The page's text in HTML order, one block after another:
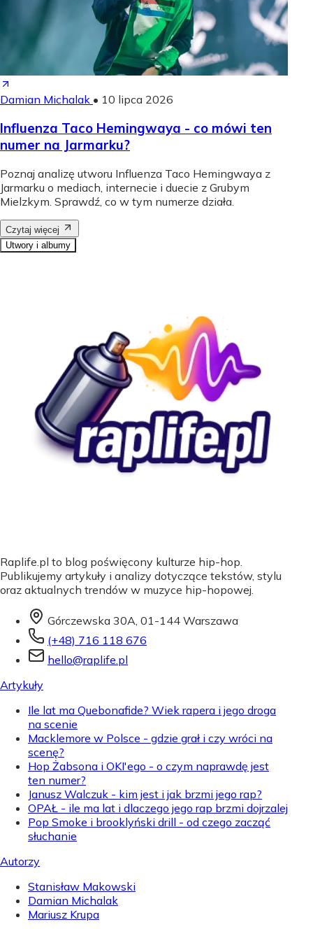
Damian Michalak • 10 lipca 2026
Influenza Taco Hemingwaya - co mówi ten
numer na Jarmarku?
Poznaj analizę utworu Influenza Taco Hemingwaya z
Jarmarku o mediach, internecie i duecie z Grubym
Mielzkym. Sprawdź, co w tym numerze działa.
Czytaj więcej
Utwory i albumy
Raplife.pl to blog poświęcony kulturze hip-hop.
Publikujemy artykuły i analizy dotyczące tekstów, stylu
oraz aktualnych trendów w muzyce hip-hopowej.
Górczewska 30A, 01-144 Warszawa
(+48) 716 118 676
hello@raplife.pl
Artykuły
Ile lat ma Quebonafide? Wiek rapera i jego droga
na scenie
Macklemore w Polsce - gdzie grał i czy wróci na
scenę?
Hop Żabsona i OKI'ego - o czym naprawdę jest
ten numer?
Janusz Walczuk - kim jest i jak brzmi jego rap?
OPAŁ - ile ma lat i dlaczego jego rap brzmi dojrzalej
Pop Smoke i brooklyński drill - od czego zacząć
słuchanie
Autorzy
Stanisław Makowski
Damian Michalak
Mariusz Krupa